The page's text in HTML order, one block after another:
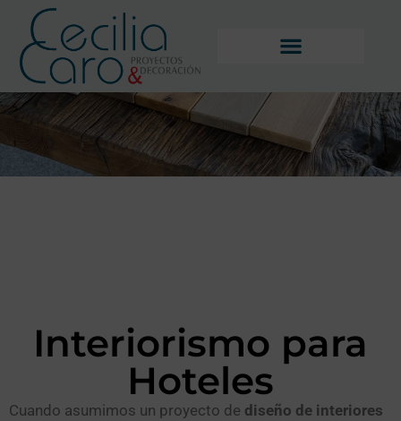
Interiorismo para
Hoteles
Cuando asumimos un proyecto de diseño de interiores